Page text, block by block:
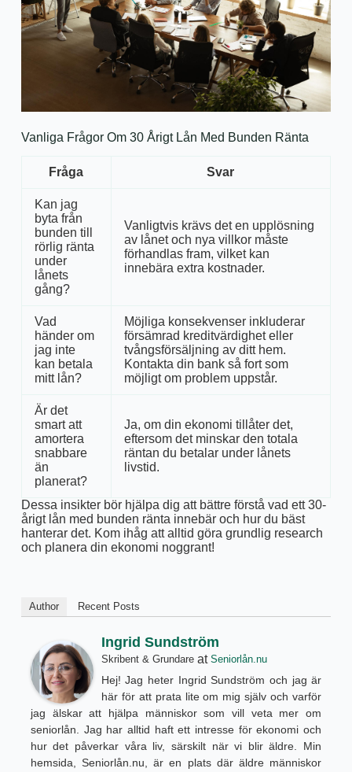
Vanliga Frågor Om 30 Årigt Lån Med Bunden Ränta
Fråga Svar
Kan jag
byta från
bunden till
rörlig ränta
under
lånets
gång?
Vanligtvis krävs det en upplösning
av lånet och nya villkor måste
förhandlas fram, vilket kan
innebära extra kostnader.
Vad
händer om
jag inte
kan betala
mitt lån?
Möjliga konsekvenser inkluderar
försämrad kreditvärdighet eller
tvångsförsäljning av ditt hem.
Kontakta din bank så fort som
möjligt om problem uppstår.
Är det
smart att
amortera
snabbare
än
planerat?
Ja, om din ekonomi tillåter det,
eftersom det minskar den totala
räntan du betalar under lånets
livstid.
Dessa insikter bör hjälpa dig att bättre förstå vad ett 30-
årigt lån med bunden ränta innebär och hur du bäst
hanterar det. Kom ihåg att alltid göra grundlig research
och planera din ekonomi noggrant!
Author Recent Posts
Ingrid Sundström
Skribent & Grundareat Seniorlån.nu
Hej! Jag heter Ingrid Sundström och jag är
här för att prata lite om mig själv och varför
jag älskar att hjälpa människor som vill veta mer om
seniorlån. Jag har alltid haft ett intresse för ekonomi och
hur det påverkar våra liv, särskilt när vi blir äldre. Min
hemsida, Seniorlån.nu, är en plats där äldre människor